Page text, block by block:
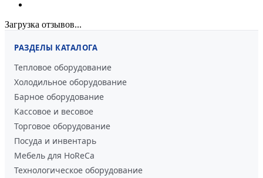
Загрузка отзывов...
РАЗДЕЛЫ КАТАЛОГА
Тепловое оборудование
Холодильное оборудование
Барное оборудование
Кассовое и весовое
Торговое оборудование
Посуда и инвентарь
Мебель для HoReCa
Технологическое оборудование